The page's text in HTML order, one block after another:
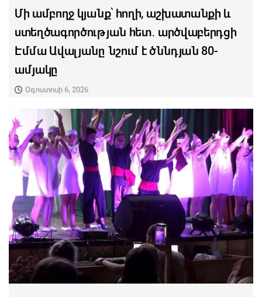
Մի ամբողջ կյանք՝ հողի, աշխատանքի և
ստեղծագործության հետ․ արծվաբերդցի
Էմմա Ավալյանը նշում է ծննդյան 80-
ամյակը
Օգոստոսի 6, 2026